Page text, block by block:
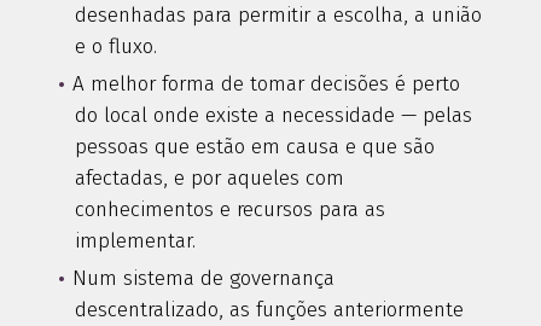
desenhadas para permitir a escolha, a união
e o fluxo.
A melhor forma de tomar decisões é perto
do local onde existe a necessidade — pelas
pessoas que estão em causa e que são
afectadas, e por aqueles com
conhecimentos e recursos para as
implementar.
Num sistema de governança
descentralizado, as funções anteriormente